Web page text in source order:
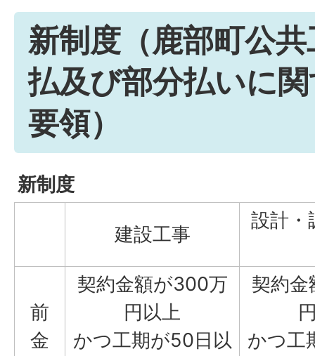
新制度（鹿部町公
払及び部分払いに
要領）
新制度
建設工事
設計・
前
金
契約金額が300万
円以上
かつ工期が50日以
契約
かつ工